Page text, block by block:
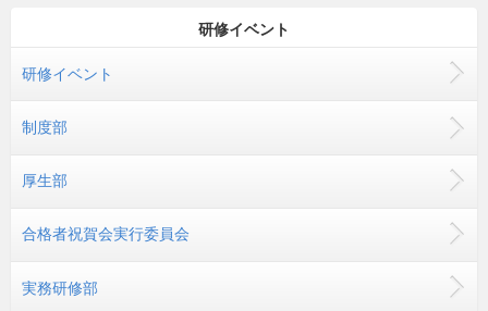
研修イベント
研修イベント
制度部
厚生部
合格者祝賀会実行委員会
実務研修部